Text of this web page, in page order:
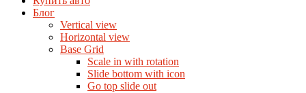
Блог
Vertical view
Horizontal view
Base Grid
Scale in with rotation
Slide bottom with icon
Go top slide out